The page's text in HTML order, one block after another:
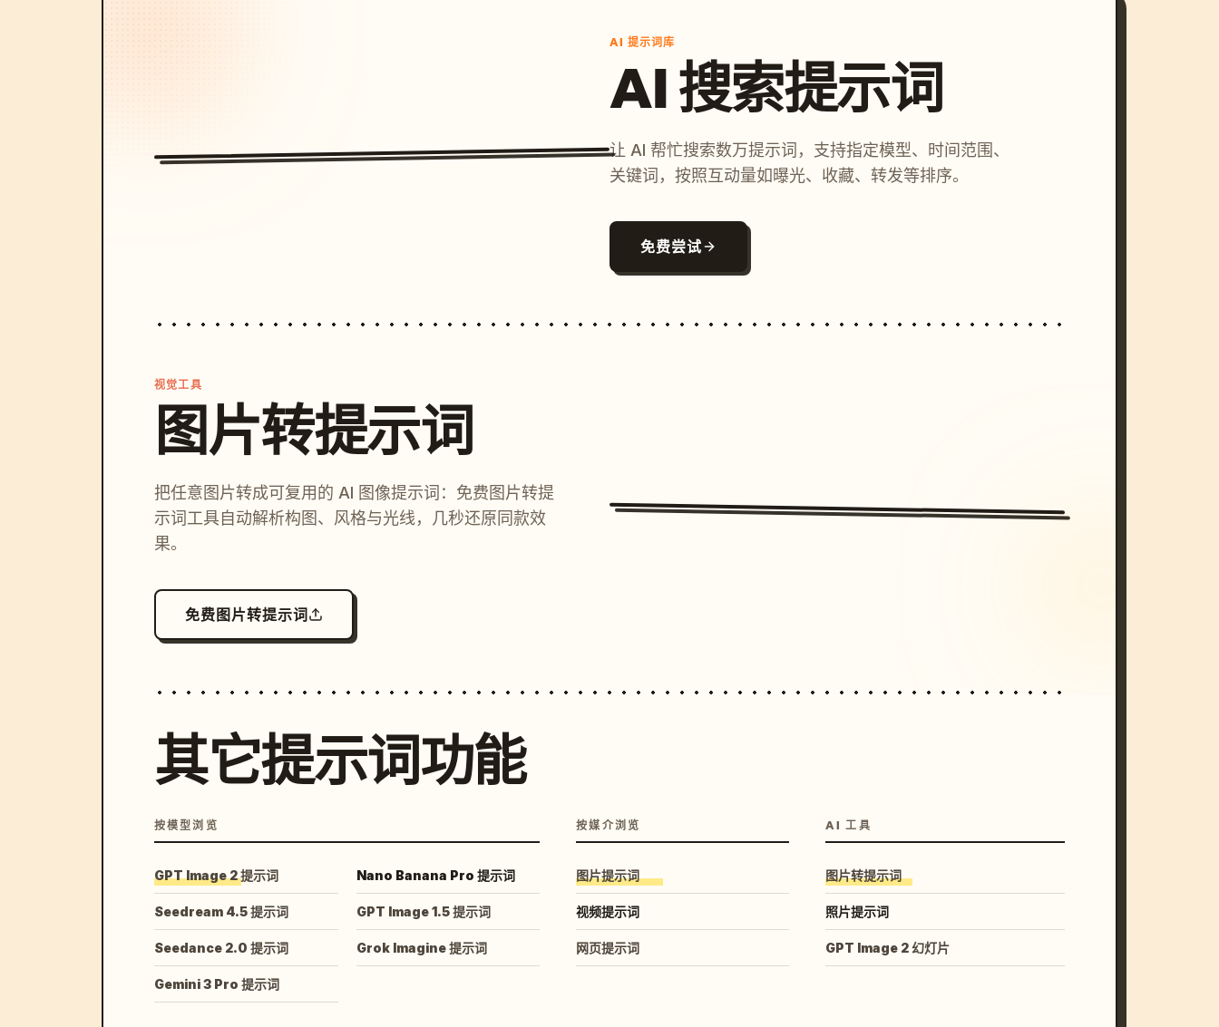
AI 提示词库
AI 搜索提示词
让 AI 帮忙搜索数万提示词，支持指定模型、时间范围、
关键词，按照互动量如曝光、收藏、转发等排序。
免费尝试
视觉工具
图片转提示词
把任意图片转成可复用的 AI 图像提示词：免费图片转提
示词工具自动解析构图、风格与光线，几秒还原同款效
果。
免费图片转提示词
其它提示词功能
按模型浏览
GPT Image 2 提示词 Nano Banana Pro 提示词
Seedream 4.5 提示词 GPT Image 1.5 提示词
Seedance 2.0 提示词 Grok Imagine 提示词
Gemini 3 Pro 提示词
按媒介浏览
图片提示词
视频提示词
网页提示词
AI 工具
图片转提示词
照片提示词
GPT Image 2 幻灯片